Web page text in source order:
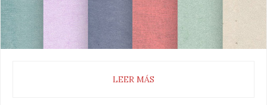
LEER MÁS